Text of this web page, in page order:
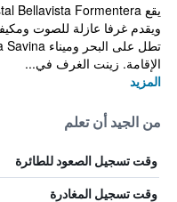
ويقدم غرفا عازلة للصوت
الإقامة. زينت الغرف في...
المزيد
من الجيد أن تعلم
وقت تسجيل الصعود للطائرة
وقت تسجيل المغادرة